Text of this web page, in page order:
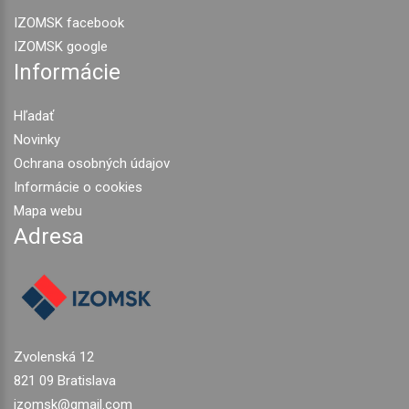
IZOMSK facebook
IZOMSK google
Informácie
Hľadať
Novinky
Ochrana osobných údajov
Informácie o cookies
Mapa webu
Adresa
Zvolenská 12
821 09 Bratislava
izomsk@gmail.com